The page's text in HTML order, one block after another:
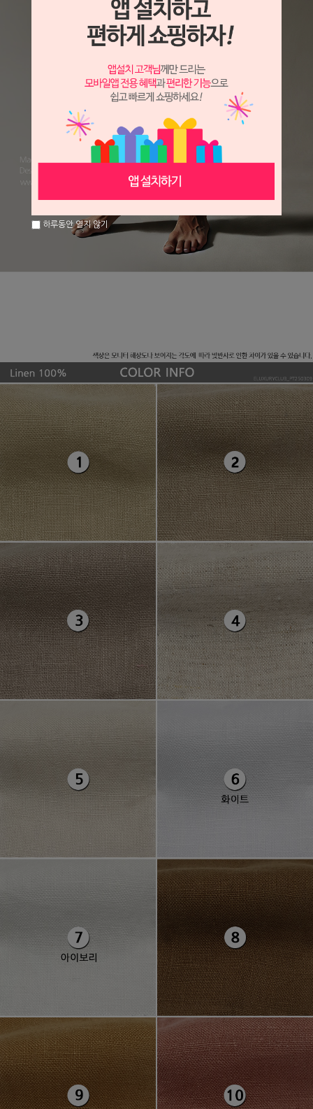
하루동안 열지 않기